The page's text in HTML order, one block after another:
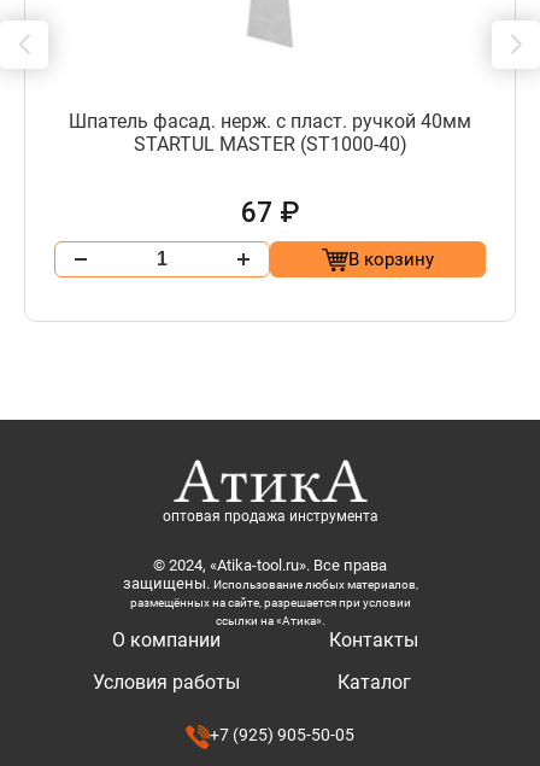
Шпатель фасад. нерж. с пласт. ручкой 40мм
STARTUL MASTER (ST1000-40)
67 ₽
В корзину
оптовая продажа инструмента
© 2024, «Atika-tool.ru». Все права
защищены. Использование любых материалов,
размещённых на сайте, разрешается при условии
ссылки на «Атика».
О компании
Условия работы
Контакты
Каталог
+7 (925) 905-50-05